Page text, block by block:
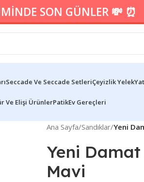
SON GÜNLER 💸 ⏰
Seccade Ve Seccade SetleriÇeyizlik Yelek
Ve Elişi ÜrünlerPatikEv Gereçleri
Ana Sayfa/Sandıklar/Yeni
Yeni Damat
Mavi